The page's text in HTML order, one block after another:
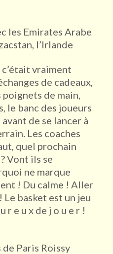
les Emirates Arabe
l’Irlande
vraiment
de cadeaux,
poignets de main,
le banc des joueurs
de se lancer à
Les coaches
quel prochain
Vont ils se
ne marque
! Du calme ! Aller
basket est un jeu
r e u x de j o u e r !
Paris Roissy